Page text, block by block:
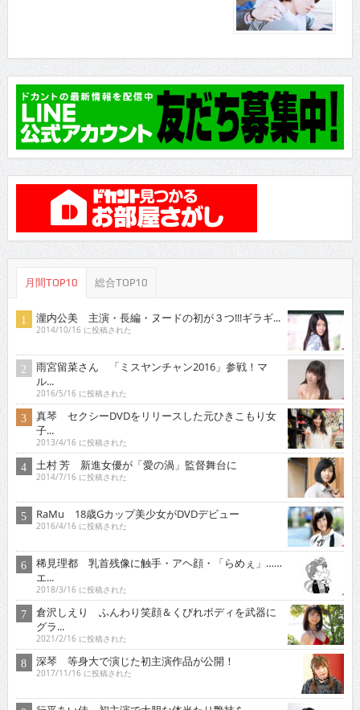
月間TOP10 総合TOP10
瀧内公美 主演・長編・ヌードの初が３つ!!!ギラギ...
2014/10/16 に投稿された
雨宮留菜さん 「ミスヤンチャン2016」参戦！マ
ル...
2016/5/16 に投稿された
真琴 セクシーDVDをリリースした元ひきこもり女
子...
2013/4/16 に投稿された
土村 芳 新進女優が「愛の渦」監督舞台に
2014/7/16 に投稿された
RaMu 18歳Gカップ美少女がDVDデビュー
2016/4/16 に投稿された
稀見理都 乳首残像に触手・アヘ顔・「らめぇ」……
エ...
2018/3/16 に投稿された
倉沢しえり ふんわり笑顔＆くびれボディを武器に
グラ...
2021/2/16 に投稿された
深琴 等身大で演じた初主演作品が公開！
2017/11/16 に投稿された